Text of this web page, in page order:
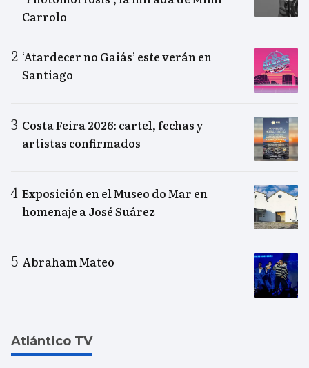
Carrolo
‘Atardecer no Gaiás’ este verán en
Santiago
Costa Feira 2026: cartel, fechas y
artistas confirmados
Exposición en el Museo do Mar en
homenaje a José Suárez
Abraham Mateo
Atlántico TV